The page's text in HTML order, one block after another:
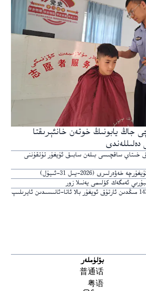
جاڭ يابونىڭ خوتەن خانئېرىقتا
دەلىللەندى
خىتاي ساقچىسى بىلەن سابىق ئۇيغۇر تۇتقۇننى
(2026-يىل 31-ئىيۇل)
ئەمگەك كۆلىمى يەنىلا زور
جەنۇبىي ئۇيغۇر رايونىدا 143 مىڭدىن ئارتۇق ئويغۇر بالا ئاتا-ئانىسىدىن ئايرىلىپ
بۆلۈملەر
普通话
粤语